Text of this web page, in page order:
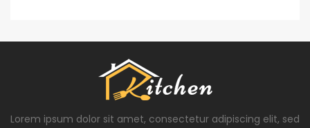
Lorem ipsum dolor sit amet, consectetur adipiscing elit, sed